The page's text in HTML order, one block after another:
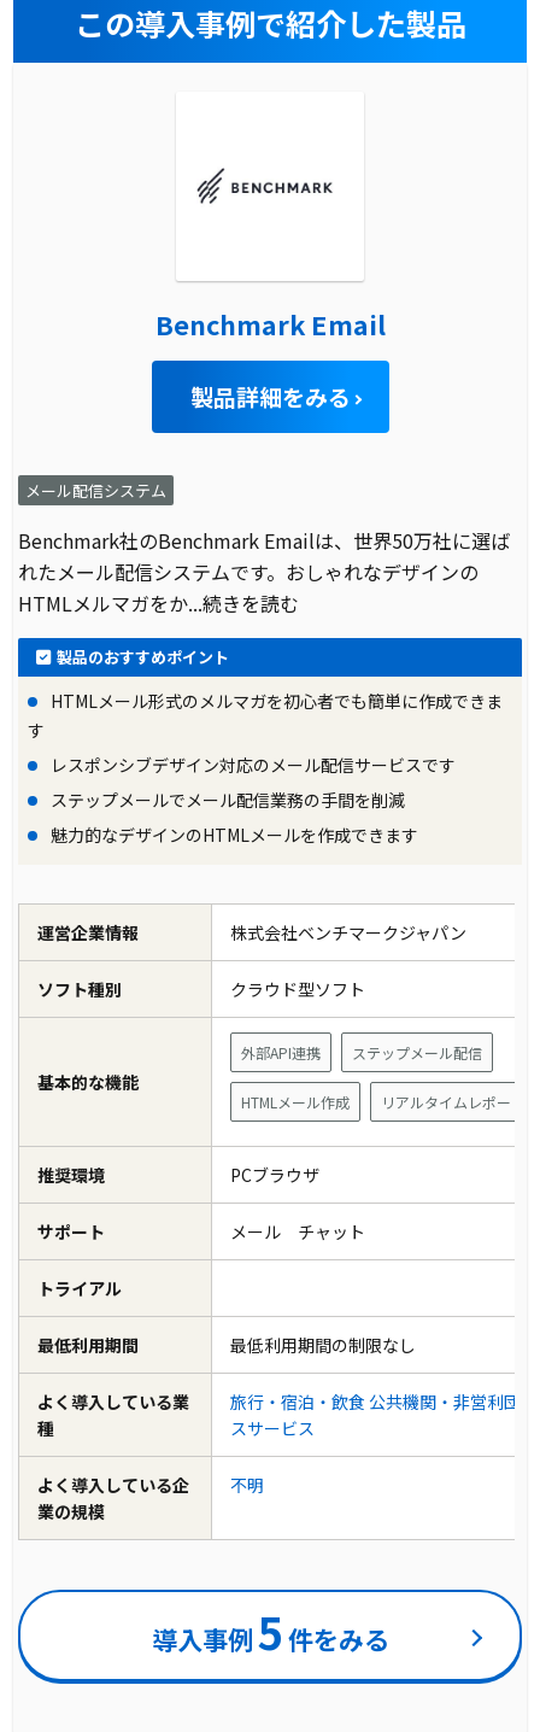
この導入事例で紹介した製品
Benchmark Email
製品詳細をみる
メール配信システム
Benchmark社のBenchmark Emailは、世界50万社に選ば
れたメール配信システムです。おしゃれなデザインの
HTMLメルマガをか...続きを読む
製品のおすすめポイント
HTMLメール形式のメルマガを初心者でも簡単に作成できま
す
レスポンシブデザイン対応のメール配信サービスです
ステップメールでメール配信業務の手間を削減
魅力的なデザインのHTMLメールを作成できます
運営企業情報 株式会社ベンチマークジャパン
ソフト種別 クラウド型ソフト
基本的な機能
外部API連携 ステップメール配信
HTMLメール作成 リアルタイムレポート
推奨環境 PCブラウザ
サポート メール チャット
トライアル
最低利用期間 最低利用期間の制限なし
よく導入している業
種
旅行・宿泊・飲食 公共機関・非営利団体
スサービス
よく導入している企
業の規模
不明
導入事例5 件をみる